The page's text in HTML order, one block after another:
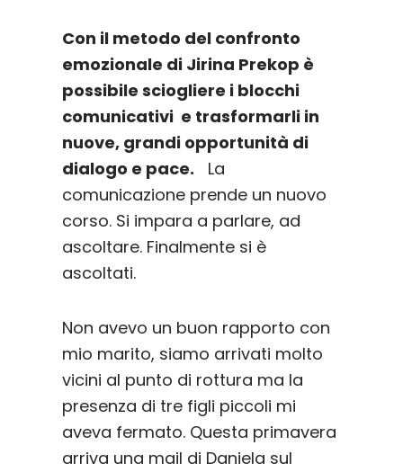
Con il metodo del confronto
emozionale di Jirina Prekop è
possibile sciogliere i blocchi
comunicativi e trasformarli in
nuove, grandi opportunità di
dialogo e pace.
La
comunicazione prende un nuovo
corso. Si impara a parlare, ad
ascoltare. Finalmente si è
ascoltati.
Non avevo un buon rapporto con
mio marito, siamo arrivati molto
vicini al punto di rottura ma la
presenza di tre figli piccoli mi
aveva fermato. Questa primavera
arriva una mail di Daniela sul